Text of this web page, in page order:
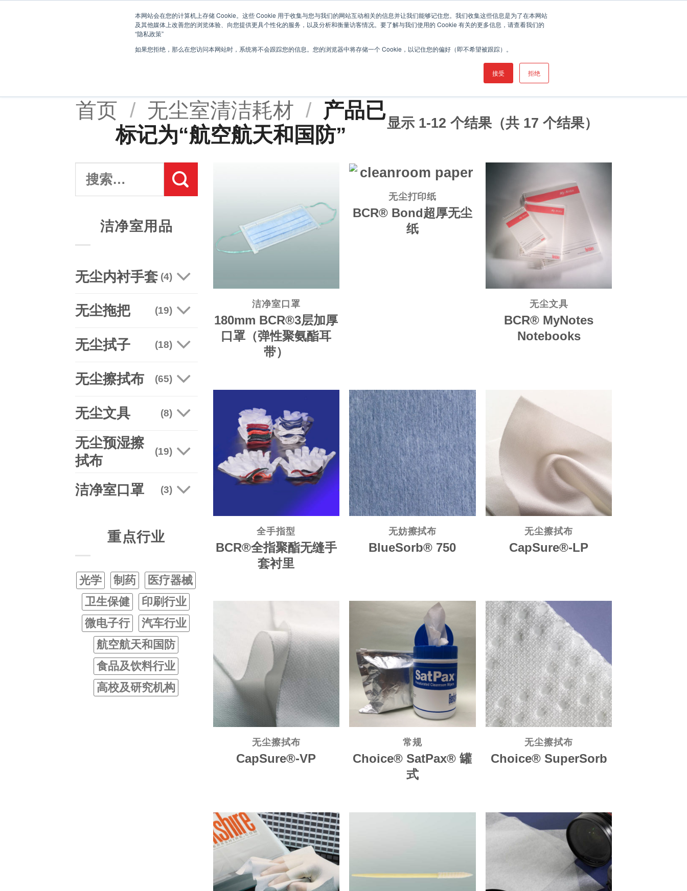
本网站会在您的计算机上存储 Cookie。这些 Cookie 用于收集与您与我们的网站互动相关的信息并让我们能够记住您。我们收集这些信息是为了在本网站
及其他媒体上改善您的浏览体验、向您提供更具个性化的服务，以及分析和衡量访客情况。要了解与我们使用的 Cookie 有关的更多信息，请查看我们的
“隐私政策”
如果您拒绝，那么在您访问本网站时，系统将不会跟踪您的信息。您的浏览器中将存储一个 Cookie，以记住您的偏好（即不希望被跟踪）。
接受 拒绝
关于伯克希尔公司 工业
首页 / 无尘室清洁耗材 / 产品已
标记为“航空航天和国防”
显示 1-12 个结果（共 17 个结果）
索：
洁净室用品
无尘内衬手套 (4)
无尘拖把 (19)
无尘拭子 (18)
无尘擦拭布 (65)
无尘文具 (8)
无尘预湿擦
拭布
(19)
洁净室口罩 (3)
重点行业
光学 制药
医疗器械
卫生保健
印刷行业
微电子行
汽车行业
航空航天和国防
食品及饮料行业
高校及研究机构
洁净室口罩
180mm BCR®3层加厚
口罩（弹性聚氨酯耳
带）
无尘打印纸
BCR® Bond超厚无尘
纸
无尘文具
BCR® MyNotes
Notebooks
全手指型
BCR®全指聚酯无缝手
套衬里
无妨擦拭布
BlueSorb® 750
无尘擦拭布
CapSure®-LP
无尘擦拭布
CapSure®-VP
常规
Choice® SatPax® 罐
式
无尘擦拭布
Choice® SuperSorb